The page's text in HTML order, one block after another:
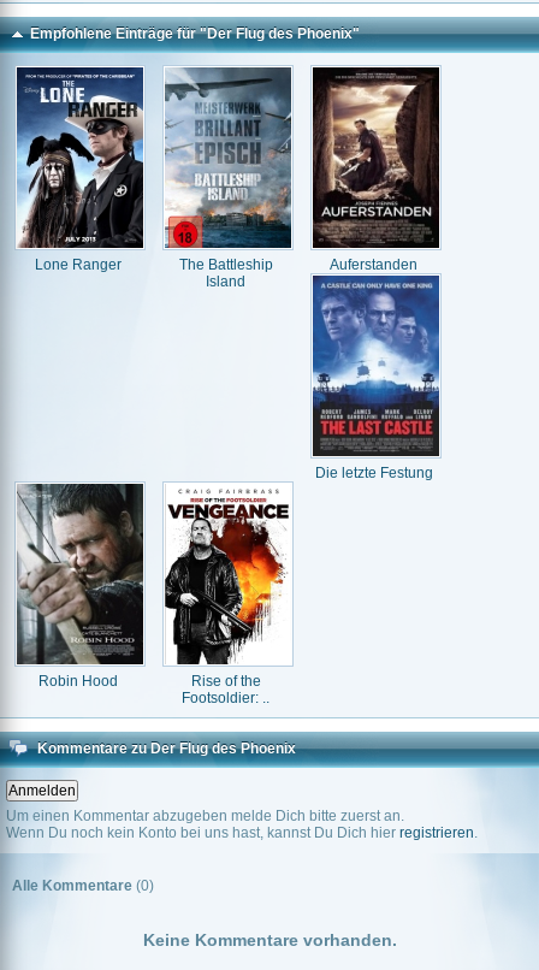
Empfohlene Einträge für "Der Flug des Phoenix"
Lone Ranger
The Battleship
Island
Auferstanden
Die letzte Festung
Robin Hood
Rise of the
Footsoldier: ..
Kommentare zu Der Flug des Phoenix
Um einen Kommentar abzugeben melde Dich bitte zuerst an.
Wenn Du noch kein Konto bei uns hast, kannst Du Dich hier registrieren.
Alle Kommentare (0)
Keine Kommentare vorhanden.